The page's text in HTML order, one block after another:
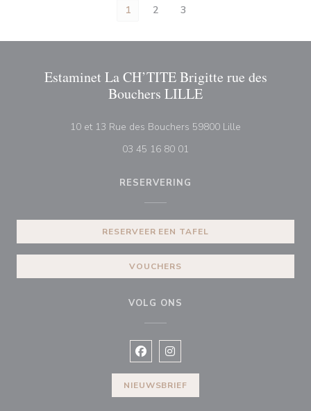
1 2 3
Estaminet La CH’TITE Brigitte rue des
Bouchers LILLE
10 et 13 Rue des Bouchers 59800 Lille
03 45 16 80 01
RESERVERING
RESERVEER EEN TAFEL
VOUCHERS
VOLG ONS
Facebook ((opent in een nieuw
Instagram ((opent in een
NIEUWSBRIEF